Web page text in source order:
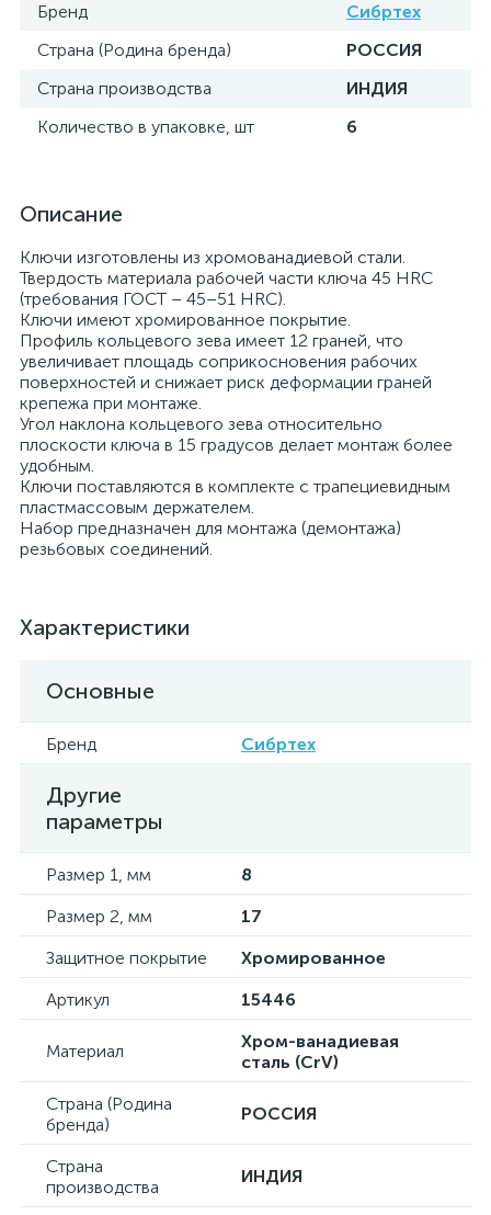
Бренд
Сибртех
Страна (Родина бренда)
РОССИЯ
Страна производства
ИНДИЯ
Количество в упаковке, шт
6
Описание
Ключи изготовлены из хромованадиевой стали.
Твердость материала рабочей части ключа 45 HRС
(требования ГОСТ – 45–51 HRС).
Ключи имеют хромированное покрытие.
Профиль кольцевого зева имеет 12 граней, что
увеличивает площадь соприкосновения рабочих
поверхностей и снижает риск деформации граней
крепежа при монтаже.
Угол наклона кольцевого зева относительно
плоскости ключа в 15 градусов делает монтаж более
удобным.
Ключи поставляются в комплекте с трапециевидным
пластмассовым держателем.
Набор предназначен для монтажа (демонтажа)
резьбовых соединений.
Характеристики
Основные
Бренд Сибртех
Другие
параметры
Размер 1, мм
8
Размер 2, мм
17
Защитное покрытие
Хромированное
Артикул
15446
Материал
Хром-ванадиевая
сталь (CrV)
Страна (Родина
бренда)
РОССИЯ
Страна
производства
ИНДИЯ